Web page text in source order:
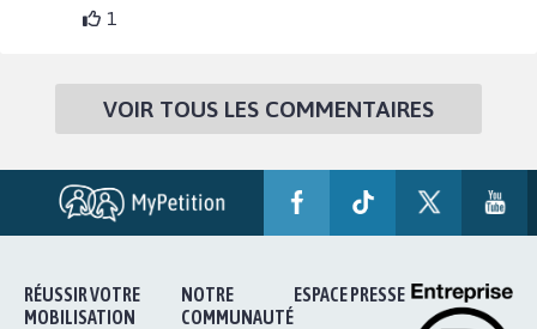
1
VOIR TOUS LES COMMENTAIRES
RÉUSSIR VOTRE
MOBILISATION
NOTRE
COMMUNAUTÉ
ESPACE PRESSE